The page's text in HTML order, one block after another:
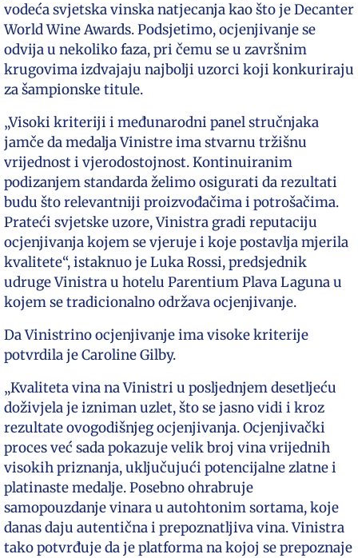
vodeća svjetska vinska natjecanja kao što je Decanter
World Wine Awards. Podsjetimo, ocjenjivanje se
odvija u nekoliko faza, pri čemu se u završnim
krugovima izdvajaju najbolji uzorci koji konkuriraju
za šampionske titule.
„Visoki kriteriji i međunarodni panel stručnjaka
jamče da medalja Vinistre ima stvarnu tržišnu
vrijednost i vjerodostojnost. Kontinuiranim
podizanjem standarda želimo osigurati da rezultati
budu što relevantniji proizvođačima i potrošačima.
Prateći svjetske uzore, Vinistra gradi reputaciju
ocjenjivanja kojem se vjeruje i koje postavlja mjerila
kvalitete“, istaknuo je Luka Rossi, predsjednik
udruge Vinistra u hotelu Parentium Plava Laguna u
kojem se tradicionalno održava ocjenjivanje.
Da Vinistrino ocjenjivanje ima visoke kriterije
potvrdila je Caroline Gilby.
„Kvaliteta vina na Vinistri u posljednjem desetljeću
doživjela je izniman uzlet, što se jasno vidi i kroz
rezultate ovogodišnjeg ocjenjivanja. Ocjenjivački
proces već sada pokazuje velik broj vina vrijednih
visokih priznanja, uključujući potencijalne zlatne i
platinaste medalje. Posebno ohrabruje
samopouzdanje vinara u autohtonim sortama, koje
danas daju autentična i prepoznatljiva vina. Vinistra
tako potvrđuje da je platforma na kojoj se prepoznaje